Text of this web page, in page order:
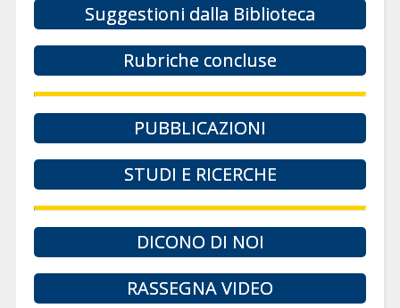
Suggestioni dalla Biblioteca
Rubriche concluse
PUBBLICAZIONI
STUDI E RICERCHE
DICONO DI NOI
RASSEGNA VIDEO